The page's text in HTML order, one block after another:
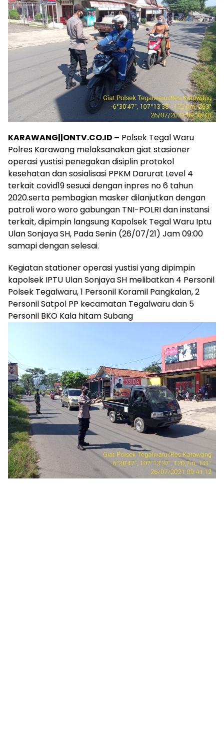
KARAWANG||ONTV.CO.ID – Polsek Tegal Waru
Polres Karawang melaksanakan giat stasioner
operasi yustisi penegakan disiplin protokol
kesehatan dan sosialisasi PPKM Darurat Level 4
terkait covid19 sesuai dengan inpres no 6 tahun
2020.serta pembagian masker dilanjutkan dengan
patroli woro woro gabungan TNI-POLRI dan instansi
terkait, dipimpin langsung Kapolsek Tegal Waru Iptu
Ulan Sonjaya SH, Pada Senin (26/07/21) Jam 09:00
samapi dengan selesai.
Kegiatan stationer operasi yustisi yang dipimpin
kapolsek IPTU Ulan Sonjaya SH melibatkan 4 Personil
Polsek Tegalwaru, 1 Personil Koramil Pangkalan, 2
Personil Satpol PP kecamatan Tegalwaru dan 5
Personil BKO Kala hitam Subang